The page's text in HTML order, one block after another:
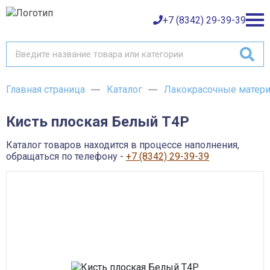
+7 (8342) 29-39-39
Каталог товаров
Баки и емкости АНИОН
Детали трубопроводов и уплотнения
Запорная и регулирующая арматура
Инструмент
О компании
Оплата
Главная страница Каталог Лакокрасочные
Кисть плоская Белый T4P
Каталог товаров находится в процессе наполнения,
обращаться по телефону - +7 (8342) 29-39-39